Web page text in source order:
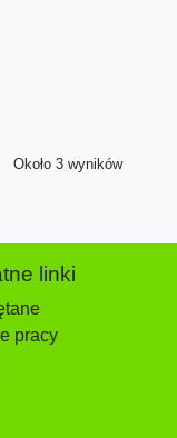
Około 3 wyników
linki
pracy